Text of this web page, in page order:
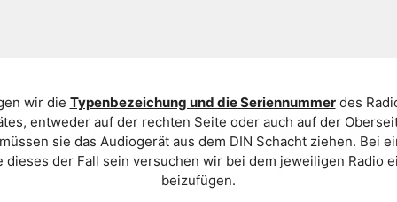
wir die Typenbezeichung und die Seriennummerdes
entweder auf der rechten Seite oder auch auf der
sie das Audiogerät aus dem DIN Schacht ziehen. Bei
der Fall sein versuchen wir bei dem jeweiligen Radio
beizufügen.